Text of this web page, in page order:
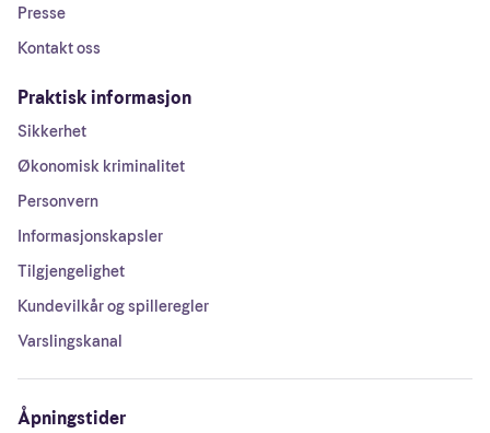
Presse
Kontakt oss
Praktisk informasjon
Sikkerhet
Økonomisk kriminalitet
Personvern
Informasjonskapsler
Tilgjengelighet
Kundevilkår og spilleregler
Varslingskanal
Åpningstider